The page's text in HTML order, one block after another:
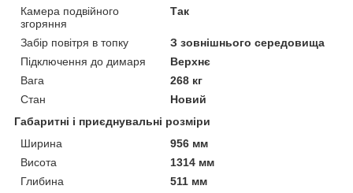
Камера подвійного
згоряння
Так
Забір повітря в топку
З зовнішнього середовища
Підключення до димаря
Верхнє
Вага
268 кг
Стан
Новий
Габаритні і приєднувальні розміри
Ширина
956 мм
Висота
1314 мм
Глибина
511 мм